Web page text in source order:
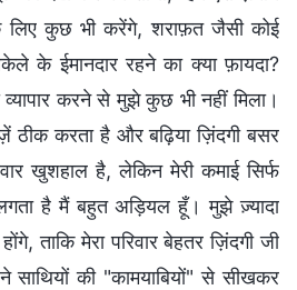
कुछ भी करेंगे, शराफ़त जैसी कोई
के ईमानदार रहने का क्या फ़ायदा?
करने से मुझे कुछ भी नहीं मिला।
ठीक करता है और बढ़िया ज़िंदगी बसर
खुशहाल है, लेकिन मेरी कमाई सिर्फ
है मैं बहुत अड़ियल हूँ। मुझे ज़्यादा
ताकि मेरा परिवार बेहतर ज़िंदगी जी
की "कामयाबियों" से सीखकर